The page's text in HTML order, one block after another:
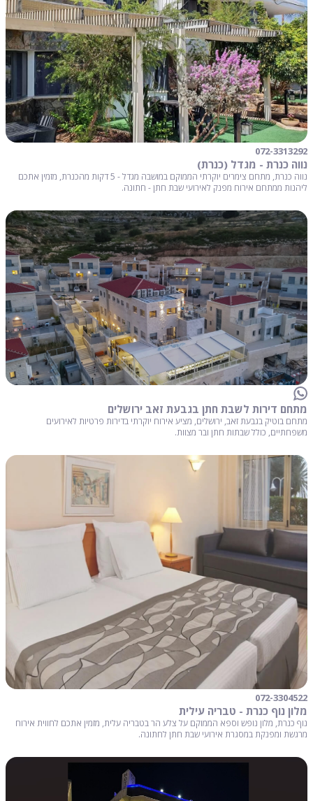
072-3313292
נווה כנרת - מגדל (כנרת)
נווה כנרת, מתחם צימרים יוקרתי הממוקם במושבה מגדל - 5 דקות מהכנרת, מזמין אתכם
ליהנות ממתחם אירוח מפנק לאירועי שבת חתן - חתונה.
מתחם דירות לשבת חתן בגבעת זאב ירושלים
מתחם בוטיק בגבעת זאב, ירושלים, מציע אירוח יוקרתי בדירות פרטיות לאירועים
משפחתיים, כולל שבתות חתן ובר מצוות.
072-3304522
מלון נוף כנרת - טבריה עילית
נוף כנרת, מלון נופש וספא הממוקם על צלע הר בטבריה עלית, מזמין אתכם לחווית אירוח
מרגשת ומפנקת במסגרת אירועי שבת חתן לחתונה.